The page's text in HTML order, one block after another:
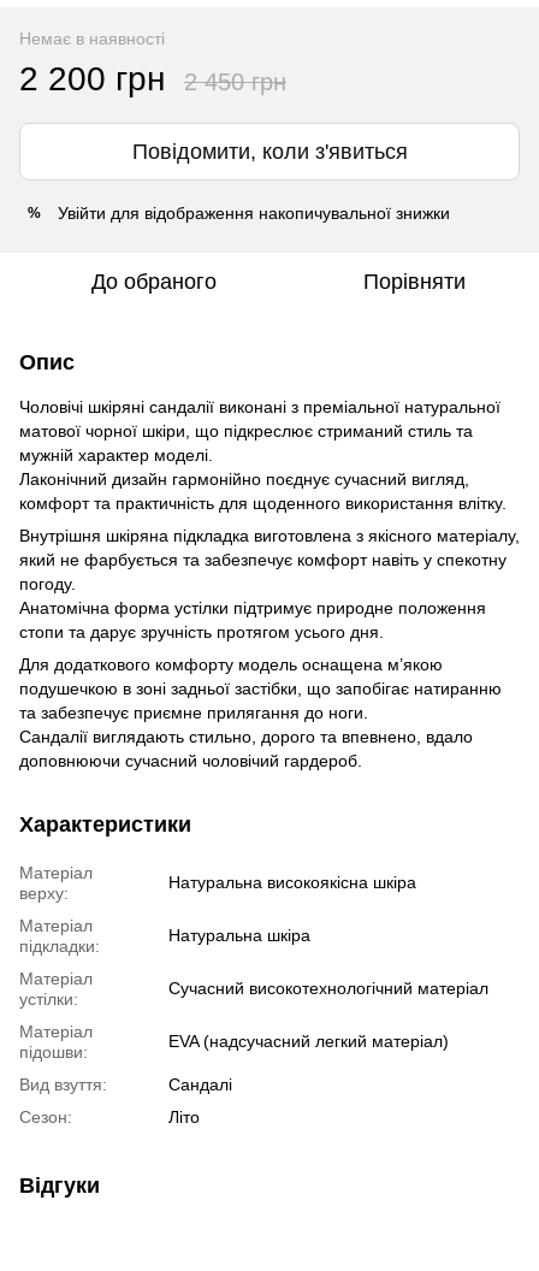
Немає в наявності
2 200 грн 2 450 грн
Повідомити, коли з'явиться
% Увійти для відображення накопичувальної знижки
До обраного Порівняти
Опис
Чоловічі шкіряні сандалії виконані з преміальної натуральної
матової чорної шкіри, що підкреслює стриманий стиль та
мужній характер моделі.
Лаконічний дизайн гармонійно поєднує сучасний вигляд,
комфорт та практичність для щоденного використання влітку.
Внутрішня шкіряна підкладка виготовлена з якісного матеріалу,
який не фарбується та забезпечує комфорт навіть у спекотну
погоду.
Анатомічна форма устілки підтримує природне положення
стопи та дарує зручність протягом усього дня.
Для додаткового комфорту модель оснащена м’якою
подушечкою в зоні задньої застібки, що запобігає натиранню
та забезпечує приємне прилягання до ноги.
Сандалії виглядають стильно, дорого та впевнено, вдало
доповнюючи сучасний чоловічий гардероб.
Характеристики
Матеріал
верху:
Натуральна високоякісна шкіра
Матеріал
підкладки:
Натуральна шкіра
Матеріал
устілки:
Сучасний високотехнологічний матеріал
Матеріал
підошви:
EVA (надсучасний легкий матеріал)
Вид взуття:
Сандалі
Сезон:
Літо
Відгуки